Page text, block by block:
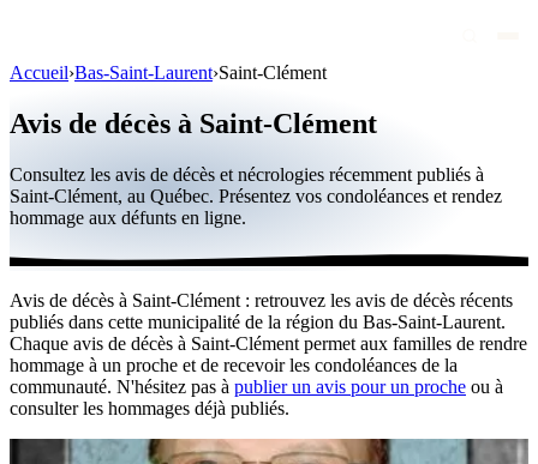
Personnalités publiques
Québec
Canada
International
Par région
Par ville
Maisons funéraires
Éternea
Accueil›Bas-Saint-Laurent›Saint-Clément
Avis de décès à Saint-Clément
Consultez les avis de décès et nécrologies récemment publiés à
Saint-Clément, au Québec. Présentez vos condoléances et rendez
hommage aux défunts en ligne.
Avis de décès à Saint-Clément : retrouvez les avis de décès récents
publiés dans cette municipalité de la région du Bas-Saint-Laurent.
Chaque avis de décès à Saint-Clément permet aux familles de rendre
hommage à un proche et de recevoir les condoléances de la
communauté. N'hésitez pas à publier un avis pour un proche ou à
consulter les hommages déjà publiés.